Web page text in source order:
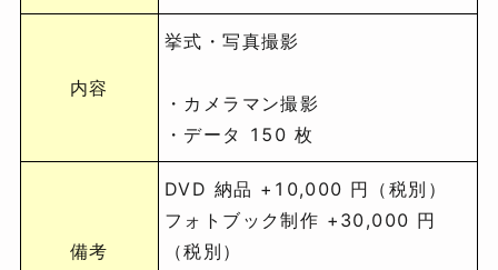
内容
挙式・写真撮影
・カメラマン撮影
・データ 150 枚
備考
DVD 納品 +10,000 円（税別）
フォトブック制作 +30,000 円
（税別）